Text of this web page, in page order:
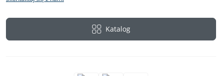
Katalog